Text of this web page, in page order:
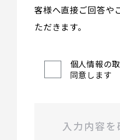
客様へ直接ご回答や
ただきます。
個人情報の
同意します